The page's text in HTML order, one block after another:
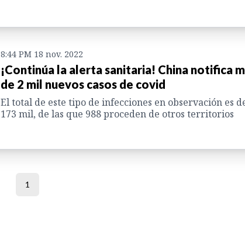
8:44 PM 18 nov. 2022
¡Continúa la alerta sanitaria! China notifica
de 2 mil nuevos casos de covid
El total de este tipo de infecciones en observación es
173 mil, de las que 988 proceden de otros territorios
1